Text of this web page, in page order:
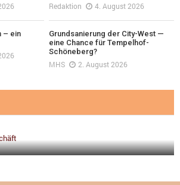
Redaktion 4. August 2026
– ein
Grundsanierung der City-West —
eine Chance für Tempelhof-
Schöneberg?
MHS 2. August 2026
Redaktion 23. Juli 2026